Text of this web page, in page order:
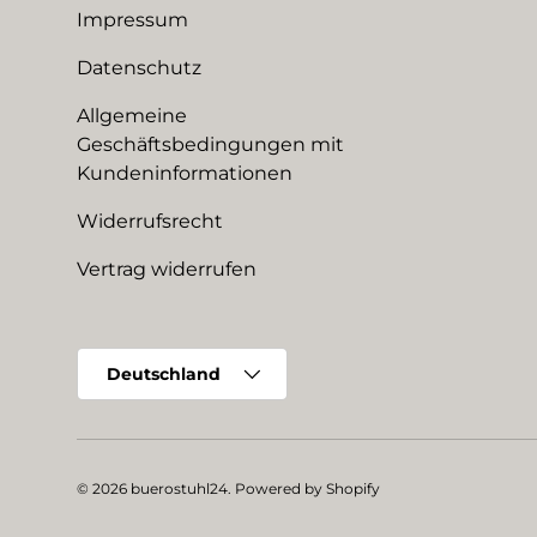
Impressum
Datenschutz
Allgemeine
Geschäftsbedingungen mit
Kundeninformationen
Widerrufsrecht
Vertrag widerrufen
Deutschland
© 2026 buerostuhl24. Powered by Shopify